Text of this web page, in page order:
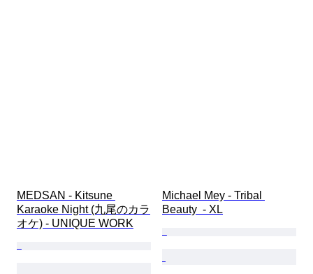
MEDSAN - Kitsune
Karaoke Night (九尾のカラ
オケ) - UNIQUE WORK
Michael Mey - Tribal
Beauty  - XL